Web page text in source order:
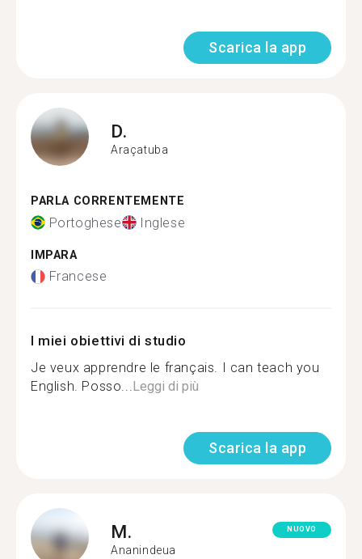
Scarica la app
D.
Araçatuba
PARLA CORRENTEMENTE
Portoghese Inglese
IMPARA
Francese
I miei obiettivi di studio
Je veux apprendre le français. I can teach you
English. Posso...Leggi di più
Scarica la app
M.
Ananindeua
NUOVO